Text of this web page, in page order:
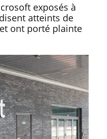
exposés à
atteints de
ont porté plainte